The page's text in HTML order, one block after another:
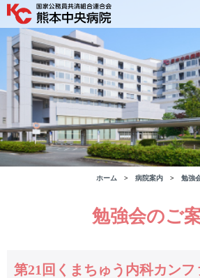
ホーム 病院案内 勉強
勉強会のご
第21回くまちゅう内科カンフ